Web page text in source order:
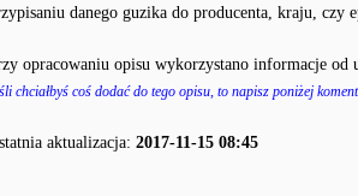
danego guzika do producenta, kraju, czy
opracowaniu opisu wykorzystano informacje
chciałbyś coś dodać do tego opisu, to napisz poniżej
aktualizacja: 2017-11-15 08:45